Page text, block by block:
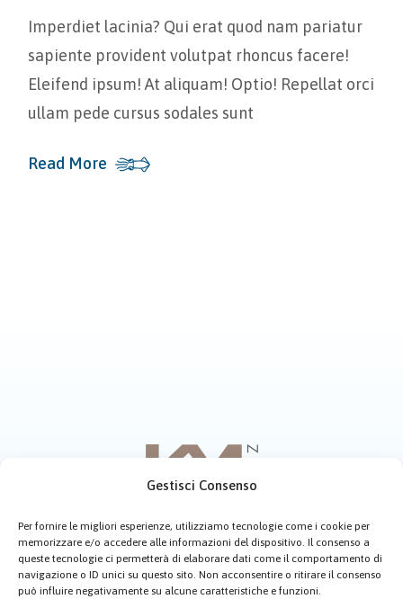
Gestisci Consenso
Per fornire le migliori esperienze, utilizziamo tecnologie come i cookie per
memorizzare e/o accedere alle informazioni del dispositivo. Il consenso a
queste tecnologie ci permetterà di elaborare dati come il comportamento di
navigazione o ID unici su questo sito. Non acconsentire o ritirare il consenso
può influire negativamente su alcune caratteristiche e funzioni.
Imperdiet lacinia? Qui erat quod nam pariatur
sapiente provident volutpat rhoncus facere!
Eleifend ipsum! At aliquam! Optio! Repellat orci
ullam pede cursus sodales sunt
Read More
Home Chi siamo Menù
Contatti
Cookie Policy (UE)